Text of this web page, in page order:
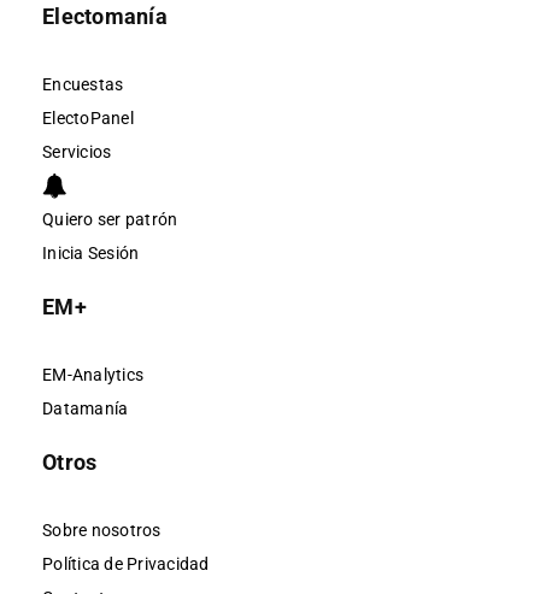
Electomanía
Encuestas
ElectoPanel
Servicios
Quiero ser patrón
Inicia Sesión
EM+
EM-Analytics
Datamanía
Otros
Sobre nosotros
Política de Privacidad